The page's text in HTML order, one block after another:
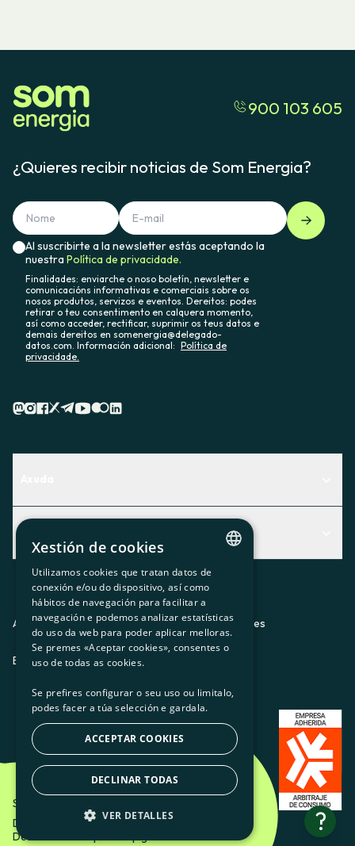
900 103 605
¿Quieres recibir noticias de Som Energia?
Al suscribirte a la newsletter estás aceptando la
nuestraPolítica de privacidade.
Finalidades: enviarche o noso boletín, newsletter e
comunicacións informativas e comerciais sobre os
nosos produtos, servizos e eventos. Dereitos: podes
retirar o teu consentimento en calquera momento,
así como acceder, rectificar, suprimir os teus datos e
demais dereitos en somenergia@delegado-
datos.com. Información adicional: Política de
privacidade.
Descubre qué servicio te encaja mejor
Contacto
Actualidad
O recuncho da socia
Prensa
Trabaja con nosotros
Aviso legalPolítica de privacidadPolítica de cookies
ES CAGLEU
Som Energia SCCL - 2026
Diseño creativo de Etéreo Design.
Desarrollo web por Utopig Studio
?
CATALAN
SPANISH
GL
Xestión de cookies
Utilizamos cookies que tratan datos de
conexión e/ou do dispositivo, así como
hábitos de navegación para facilitar a
navegación e podemos analizar estatísticas
do uso da web para poder aplicar melloras.
Se premes «Aceptar cookies», consentes o
uso de todas as cookies.
Se prefires configurar o seu uso ou limitalo,
podes facer a túa selección e gardala.
ACCEPTAR COOKIES
DECLINAR TODAS
VER DETALLES